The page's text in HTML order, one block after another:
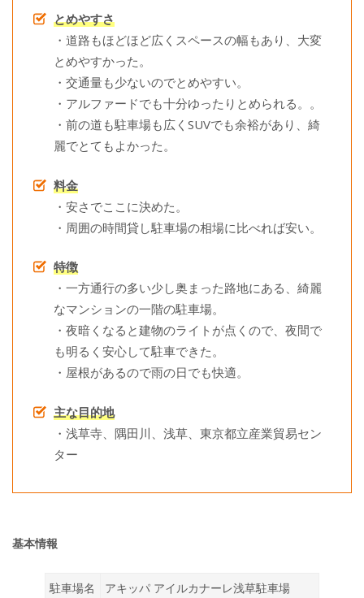
とめやすさ
・道路もほどほど広くスペースの幅もあり、大変
とめやすかった。
・交通量も少ないのでとめやすい。
・アルファードでも十分ゆったりとめられる。。
・前の道も駐車場も広くSUVでも余裕があり、綺
麗でとてもよかった。
料金
・安さでここに決めた。
・周囲の時間貸し駐車場の相場に比べれば安い。
特徴
・一方通行の多い少し奥まった路地にある、綺麗
なマンションの一階の駐車場。
・夜暗くなると建物のライトが点くので、夜間で
も明るく安心して駐車できた。
・屋根があるので雨の日でも快適。
主な目的地
・浅草寺、隅田川、浅草、東京都立産業貿易セン
ター
基本情報
駐車場名
アキッパ アイルカナーレ浅草駐車場